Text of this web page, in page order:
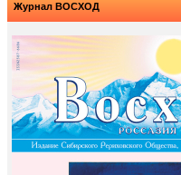
Журнал ВОСХОД